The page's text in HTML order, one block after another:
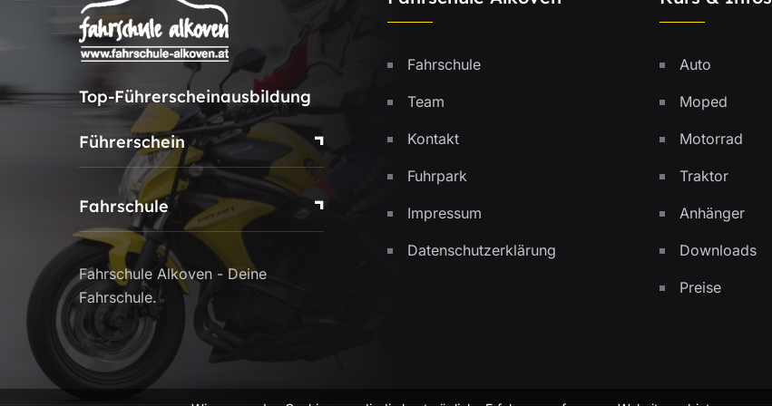
Top-Führerscheinausbildung
Führerschein
Fahrschule
Fahrschule Alkoven - Deine
Fahrschule.
Fahrschule
Team
Kontakt
Fuhrpark
Impressum
Datenschutzerklärung
Auto
Moped
Motorrad
Traktor
Anhänger
Downloads
Preise